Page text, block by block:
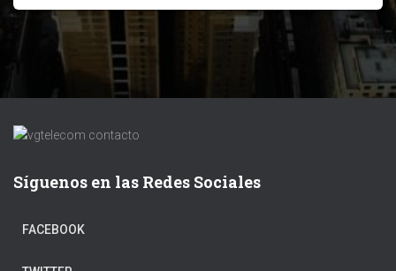
Síguenos en las Redes Sociales
FACEBOOK